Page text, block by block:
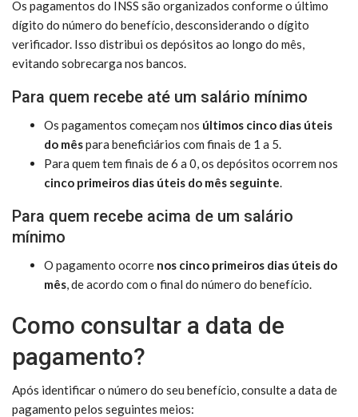
Os pagamentos do INSS são organizados conforme o último
dígito do número do benefício, desconsiderando o dígito
verificador. Isso distribui os depósitos ao longo do mês,
evitando sobrecarga nos bancos.
Para quem recebe até um salário mínimo
Os pagamentos começam nos últimos cinco dias úteis
do mêspara beneficiários com finais de 1 a 5.
Para quem tem finais de 6 a 0, os depósitos ocorrem nos
cinco primeiros dias úteis do mês seguinte.
Para quem recebe acima de um salário
mínimo
O pagamento ocorre nos cinco primeiros dias úteis do
mês, de acordo com o final do número do benefício.
Como consultar a data de
pagamento?
Após identificar o número do seu benefício, consulte a data de
pagamento pelos seguintes meios: